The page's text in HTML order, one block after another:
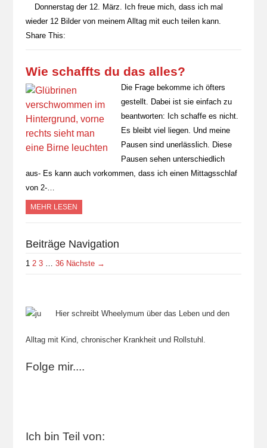
Donnerstag der 12. März. Ich freue mich, dass ich mal
wieder 12 Bilder von meinem Alltag mit euch teilen kann.
Share This:
Wie schaffts du das alles?
Die Frage bekomme ich öfters
gestellt. Dabei ist sie einfach zu
beantworten: Ich schaffe es nicht.
Es bleibt viel liegen. Und meine
Pausen sind unerlässlich. Diese
Pausen sehen unterschiedlich
aus- Es kann auch vorkommen, dass ich einen Mittagsschlaf
von 2-…
MEHR LESEN
Beiträge Navigation
1 2 3 … 36 Nächste →
Hier schreibt Wheelymum über das Leben und den
Alltag mit Kind, chronischer Krankheit und Rollstuhl.
Folge mir....
Ich bin Teil von: